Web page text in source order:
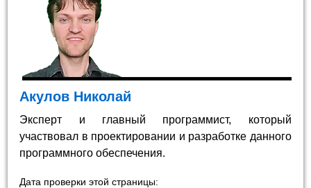
Акулов Николай
Эксперт и главный программист, который
участвовал в проектировании и разработке данного
программного обеспечения.
Дата проверки этой страницы: